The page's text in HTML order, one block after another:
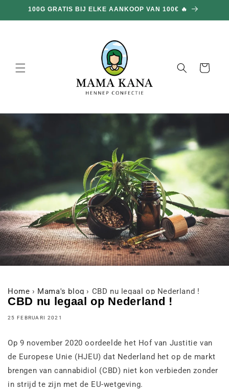
doorgaan
naar
100G GRATIS BIJ ELKE AANKOOP VAN 100€ 🔥
Mand
Home › Mama's blog › CBD nu legaal op Nederland !
CBD nu legaal op Nederland !
25 FEBRUARI 2021
Op 9 november 2020 oordeelde het Hof van Justitie van
de Europese Unie (HJEU) dat Nederland het op de markt
brengen van cannabidiol (CBD) niet kon verbieden zonder
in strijd te zijn met de EU-wetgeving.